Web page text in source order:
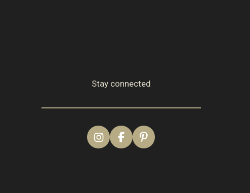
Stay connected
I
n
F
a
P
i